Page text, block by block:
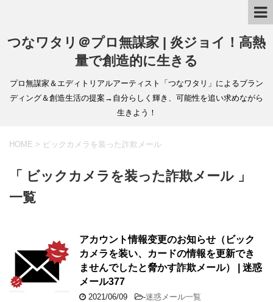
つなワタリ＠プロ無謀家 | 炎ジョイ！高熱
量で創造的に生きる
プロ無謀家＆エディトリアルアーティスト「つなワタリ」によるブラン
ディング＆創造生活の提案→自分らしく輝き、可能性を追い求めながら
生きよう！
HOME > ビックカメラを装った詐欺メール
「 ビックカメラを装った詐欺メール 」
一覧
アカウント情報变更のお知らせ（ビック
カメラを装い、カードの情報を更新でき
ませんでしたと脅かす詐欺メール） | 迷惑
メール377
2021/06/09 -迷惑メール一覧